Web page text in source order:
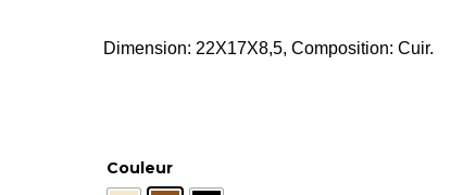
Dimension: 22X17X8,5, Composition: Cuir.
Couleur